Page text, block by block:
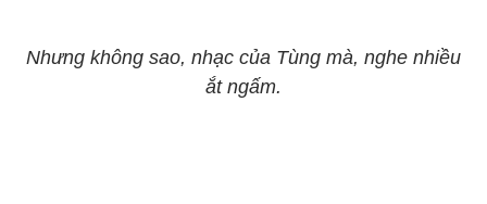
Nhưng không sao, nhạc của Tùng mà, nghe nhiều
ắt ngấm.